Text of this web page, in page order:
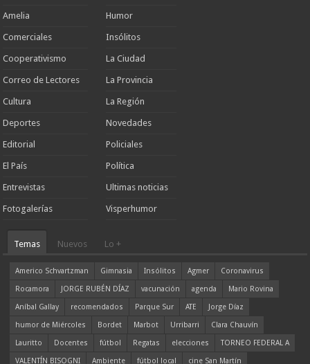
Amelia
Comerciales
Cooperativismo
Correo de Lectores
Cultura
Deportes
Editorial
El País
Entrevistas
Fotogalerías
Humor
Insólitos
La Ciudad
La Provincia
La Región
Novedades
Policiales
Política
Ultimas noticias
Visperhumor
Temas Nuevos Lo +
Americo Schvartzman Gimnasia Insólitos Agmer
Coronavirus
Rocamora
JORGE RUBÉN DÍAZ vacunación agenda
Mario Rovina
Aníbal Gallay
recomendados Parque Sur ATE
Jorge Díaz
humor de Miércoles
Bordet Marbot Urribarri
Clara Chauvín
Lauritto
Docentes fútbol Regatas elecciones
TORNEO FEDERAL A
VALENTÍN BISOGNI
Ambiente fútbol local cine San Martín